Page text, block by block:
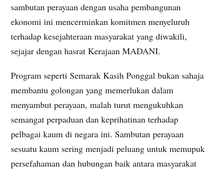
sambutan perayaan dengan usaha pembangunan
ekonomi ini mencerminkan komitmen menyeluruh
terhadap kesejahteraan masyarakat yang diwakili,
sejajar dengan hasrat Kerajaan MADANI.
Program seperti Semarak Kasih Ponggal bukan sahaja
membantu golongan yang memerlukan dalam
menyambut perayaan, malah turut mengukuhkan
semangat perpaduan dan keprihatinan terhadap
pelbagai kaum di negara ini. Sambutan perayaan
sesuatu kaum sering menjadi peluang untuk memupuk
persefahaman dan hubungan baik antara masyarakat